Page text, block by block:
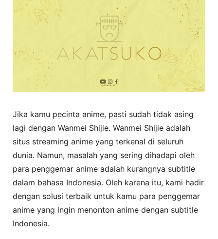
Jika kamu pecinta anime, pasti sudah tidak asing
lagi dengan Wanmei Shijie. Wanmei Shijie adalah
situs streaming anime yang terkenal di seluruh
dunia. Namun, masalah yang sering dihadapi oleh
para penggemar anime adalah kurangnya subtitle
dalam bahasa Indonesia. Oleh karena itu, kami hadir
dengan solusi terbaik untuk kamu para penggemar
anime yang ingin menonton anime dengan subtitle
Indonesia.